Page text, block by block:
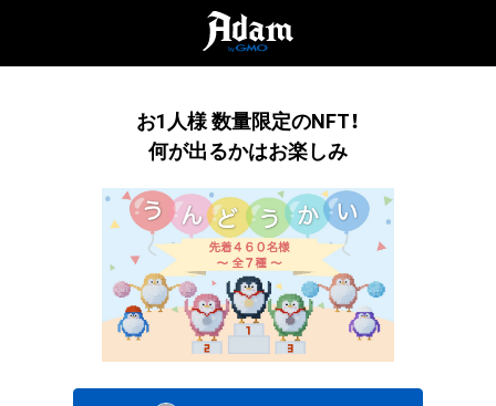
お1人様 数量限定のNFT！
何が出るかはお楽しみ